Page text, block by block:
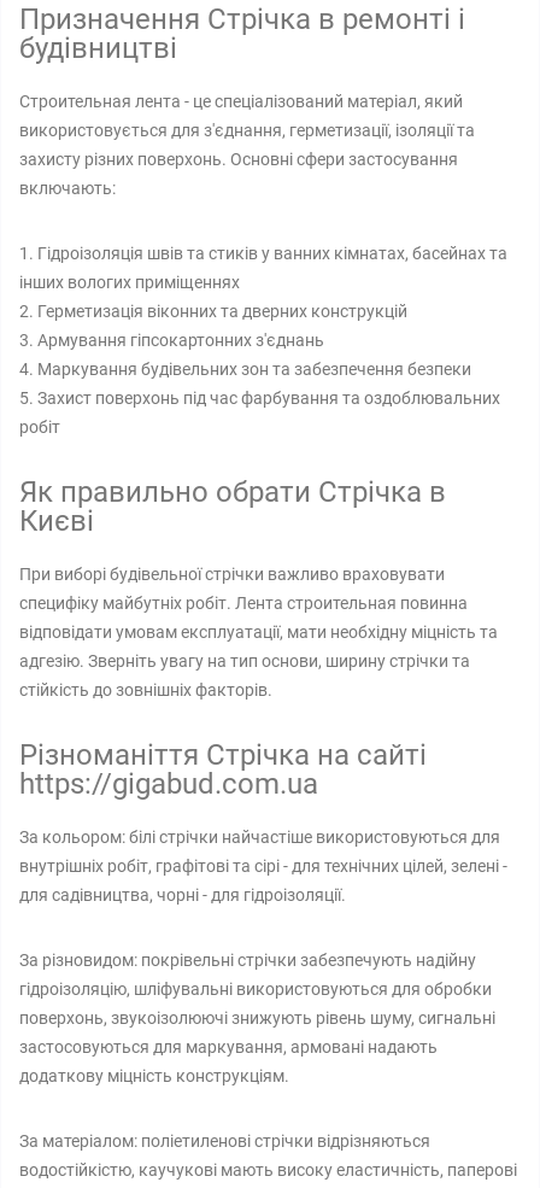
Призначення Стрічка в ремонті і
будівництві
Строительная лента - це спеціалізований матеріал, який
використовується для з'єднання, герметизації, ізоляції та
захисту різних поверхонь. Основні сфери застосування
включають:
1. Гідроізоляція швів та стиків у ванних кімнатах, басейнах та
інших вологих приміщеннях
2. Герметизація віконних та дверних конструкцій
3. Армування гіпсокартонних з'єднань
4. Маркування будівельних зон та забезпечення безпеки
5. Захист поверхонь під час фарбування та оздоблювальних
робіт
Як правильно обрати Стрічка в
Києві
При виборі будівельної стрічки важливо враховувати
специфіку майбутніх робіт. Лента строительная повинна
відповідати умовам експлуатації, мати необхідну міцність та
адгезію. Зверніть увагу на тип основи, ширину стрічки та
стійкість до зовнішніх факторів.
Різноманіття Стрічка на сайті
https://gigabud.com.ua
За кольором: білі стрічки найчастіше використовуються для
внутрішніх робіт, графітові та сірі - для технічних цілей, зелені -
для садівництва, чорні - для гідроізоляції.
За різновидом: покрівельні стрічки забезпечують надійну
гідроізоляцію, шліфувальні використовуються для обробки
поверхонь, звукоізолюючі знижують рівень шуму, сигнальні
застосовуються для маркування, армовані надають
додаткову міцність конструкціям.
За матеріалом: поліетиленові стрічки відрізняються
водостійкістю, каучукові мають високу еластичність, паперові